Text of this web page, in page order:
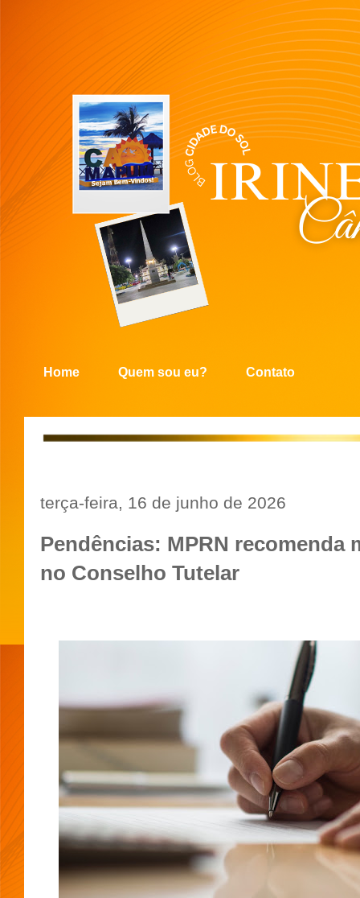
Home Quem sou eu? Contato
terça-feira, 16 de junho de 2026
Pendências: MPRN recomenda
no Conselho Tutelar